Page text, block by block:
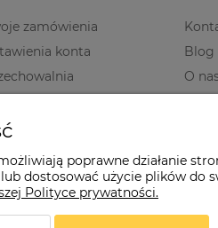
zamówienia
konta
Blog
O
Czerwona Dynia |ul.
poprawne działanie
dostosować użycie plików do
Polityce prywatności.